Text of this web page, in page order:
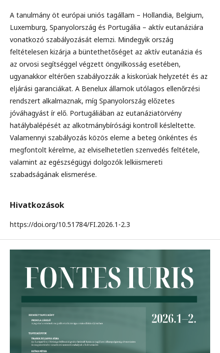
A tanulmány öt európai uniós tagállam – Hollandia, Belgium,
Luxemburg, Spanyolország és Portugália – aktív eutanáziára
vonatkozó szabályozását elemzi. Mindegyik ország
feltételesen kizárja a büntethetőséget az aktív eutanázia és
az orvosi segítséggel végzett öngyilkosság esetében,
ugyanakkor eltérően szabályozzák a kiskorúak helyzetét és az
eljárási garanciákat. A Benelux államok utólagos ellenőrzési
rendszert alkalmaznak, míg Spanyolország előzetes
jóváhagyást ír elő. Portugáliában az eutanáziatörvény
hatálybalépését az alkotmánybírósági kontroll késleltette.
Valamennyi szabályozás közös eleme a beteg önkéntes és
megfontolt kérelme, az elviselhetetlen szenvedés feltétele,
valamint az egészségügyi dolgozók lelkiismereti
szabadságának elismerése.
Hivatkozások
https://doi.org/10.51784/FI.2026.1-2.3